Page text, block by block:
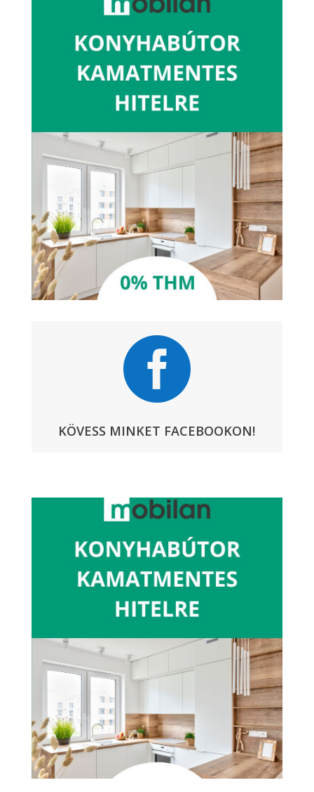

KÖVESS MINKET FACEBOOKON!